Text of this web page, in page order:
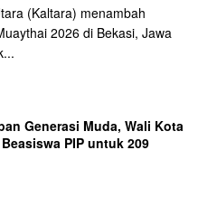
(Kaltara) menambah
2026 di Bekasi, Jawa
Generasi Muda, Wali Kota
PIP untuk 209